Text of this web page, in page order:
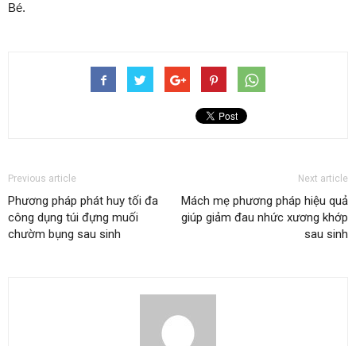
Bé.
Previous article
Phương pháp phát huy tối đa
công dụng túi đựng muối
chườm bụng sau sinh
Next article
Mách mẹ phương pháp hiệu quả
giúp giảm đau nhức xương khớp
sau sinh